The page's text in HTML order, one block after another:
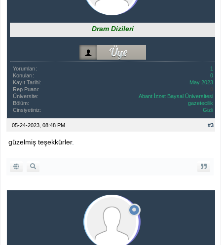
Dram Dizileri
Yorumları:
1
Konuları:
0
Kayıt Tarihi:
May 2023
Rep Puanı:
Üniversite:
Abant İzzet Baysal Üniversitesi
Bölüm:
gazetecilik
Cinsiyetiniz:
Gizli
#3
05-24-2023, 08:48 PM
güzelmiş teşekkürler.